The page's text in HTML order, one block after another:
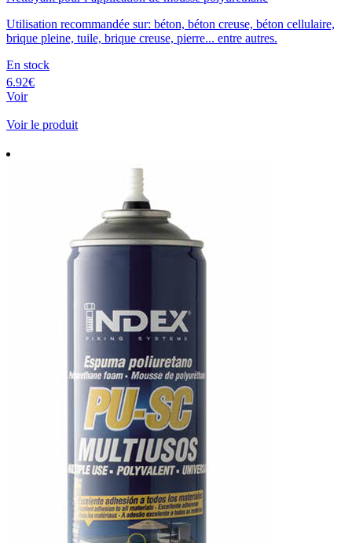
Utilisation recommandée sur: béton, béton creuse, béton cellulaire,
brique pleine, tuile, brique creuse, pierre... entre autres.
En stock
6.92€
Voir
Voir le produit